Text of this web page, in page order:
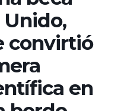
Unido,
convirtió
en